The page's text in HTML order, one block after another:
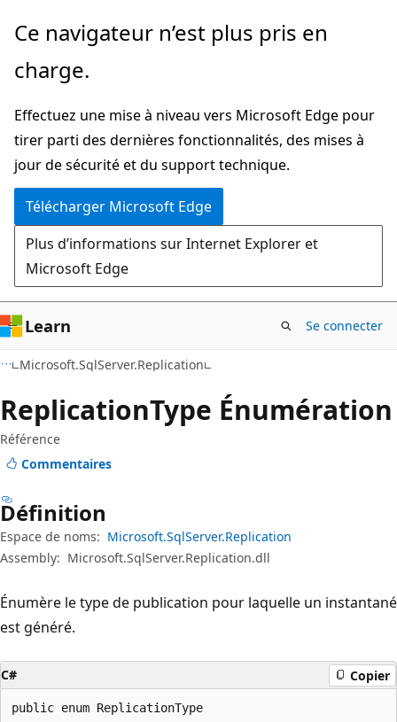
Passer
directement
au
principal
Passer
la
dans
la
page
Ce navigateur n’est plus pris en
charge.
Effectuez une mise à niveau vers Microsoft Edge pour
tirer parti des dernières fonctionnalités, des mises à
jour de sécurité et du support technique.
Télécharger Microsoft Edge
Plus d’informations sur Internet Explorer et
Microsoft Edge
Learn Se connecter
Microsoft.SqlServer.Replication
ReplicationType Énumération
Référence
Commentaires
Définition
Espace de noms: Microsoft.SqlServer.Replication
Assembly: Microsoft.SqlServer.Replication.dll
Énumère le type de publication pour laquelle un instantané
est généré.
C# Copier
public enum ReplicationType